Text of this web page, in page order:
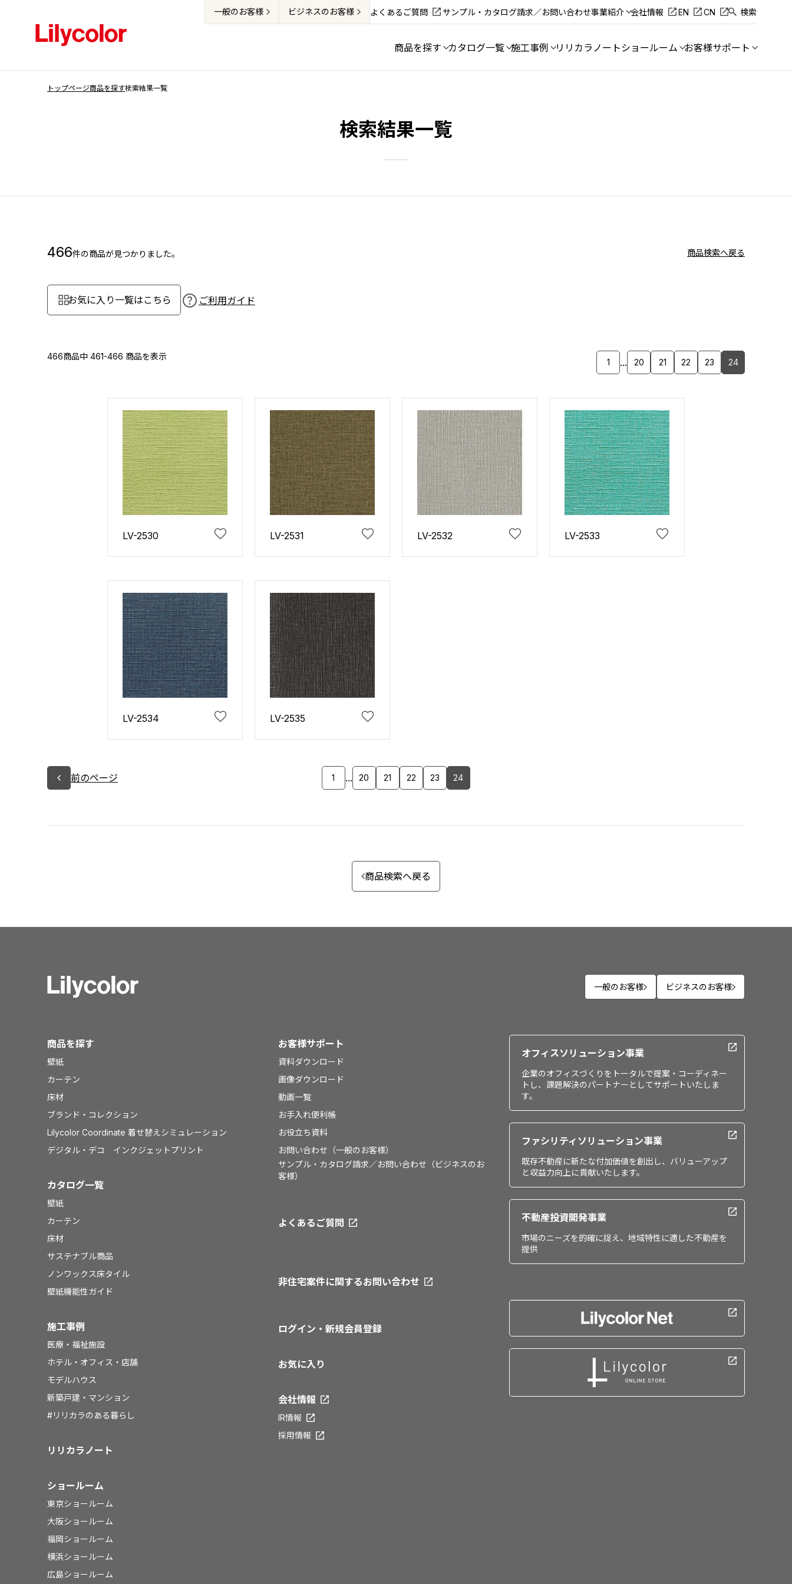
一般のお客様 ビジネスのお客様 よくあるご質問 サンプル・カタログ請求／お問い合わせ事業紹介 会社情報 EN CN 検索
商品を探す カタログ一覧 施工事例 リリカラノートショールーム お客様サポート
トップページ商品を探す検索結果一覧
検索結果一覧
466件の商品が見つかりました。 商品検索へ戻る
お気に入り一覧はこちら ご利用ガイド
466商品中 461-466 商品を表示
1 ... 20 21 22 23 24
LV-2530 LV-2531 LV-2532 LV-2533
LV-2534 LV-2535
前のページ 1 ... 20 21 22 23 24
商品検索へ戻る
一般のお客様 ビジネスのお客様
商品を探す
壁紙
カーテン
床材
ブランド・コレクション
Lilycolor Coordinate 着せ替えシミュレーション
デジタル・デコ インクジェットプリント
カタログ一覧
壁紙
カーテン
床材
サステナブル商品
ノンワックス床タイル
壁紙機能性ガイド
施工事例
医療・福祉施設
ホテル・オフィス・店舗
モデルハウス
新築戸建・マンション
#リリカラのある暮らし
リリカラノート
ショールーム
東京ショールーム
大阪ショールーム
福岡ショールーム
横浜ショールーム
広島ショールーム
お客様サポート
資料ダウンロード
画像ダウンロード
動画一覧
お手入れ便利帳
お役立ち資料
お問い合わせ（一般のお客様）
サンプル・カタログ請求／お問い合わせ（ビジネスのお
客様）
よくあるご質問
非住宅案件に関するお問い合わせ
ログイン・新規会員登録
お気に入り
会社情報
IR情報
採用情報
オフィスソリューション事業
企業のオフィスづくりをトータルで提案・コーディネー
トし、課題解決のパートナーとしてサポートいたしま
す。
ファシリティソリューション事業
既存不動産に新たな付加価値を創出し、バリューアップ
と収益力向上に貢献いたします。
不動産投資開発事業
市場のニーズを的確に捉え、地域特性に適した不動産を
提供